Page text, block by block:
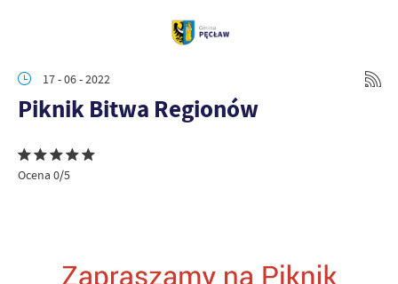
17 - 06 - 2022
Piknik Bitwa Regionów
Ocena 0/5